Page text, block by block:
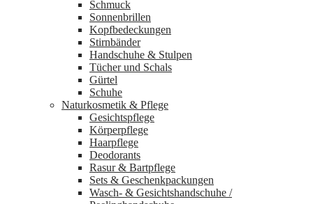
Schmuck
Sonnenbrillen
Kopfbedeckungen
Stirnbänder
Handschuhe & Stulpen
Tücher und Schals
Gürtel
Schuhe
Naturkosmetik & Pflege
Gesichtspflege
Körperpflege
Haarpflege
Deodorants
Rasur & Bartpflege
Sets & Geschenkpackungen
Wasch‑ & Gesichtshandschuhe /